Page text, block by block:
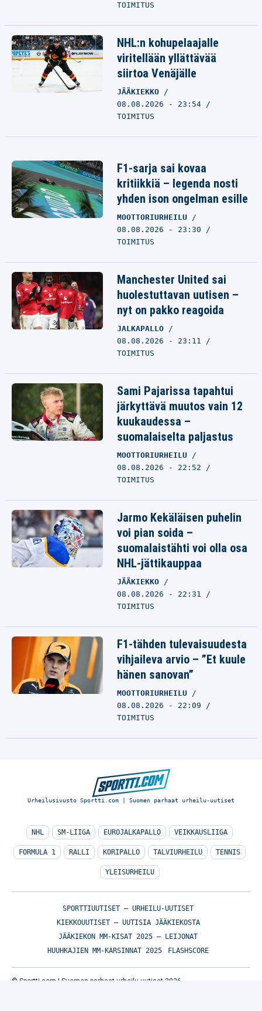
TOIMITUS
NHL:n kohupelaajalle
viritellään yllättävää
siirtoa Venäjälle
JÄÄKIEKKO
08.08.2026 - 23:54
TOIMITUS
F1-sarja sai kovaa
kritiikkiä – legenda nosti
yhden ison ongelman esille
MOOTTORIURHEILU
08.08.2026 - 23:30
TOIMITUS
Manchester United sai
huolestuttavan uutisen –
nyt on pakko reagoida
JALKAPALLO
08.08.2026 - 23:11
TOIMITUS
Sami Pajarissa tapahtui
järkyttävä muutos vain 12
kuukaudessa –
suomalaiselta paljastus
MOOTTORIURHEILU
08.08.2026 - 22:52
TOIMITUS
Jarmo Kekäläisen puhelin
voi pian soida –
suomalaistähti voi olla osa
NHL-jättikauppaa
JÄÄKIEKKO
08.08.2026 - 22:31
TOIMITUS
F1-tähden tulevaisuudesta
vihjaileva arvio – ”Et kuule
hänen sanovan”
MOOTTORIURHEILU
08.08.2026 - 22:09
TOIMITUS
Urheilusivusto Sportti.com | Suomen parhaat urheilu-uutiset
NHL SM-LIIGA EUROJALKAPALLO VEIKKAUSLIIGA
FORMULA 1 RALLI KORIPALLO TALVIURHEILU TENNIS
YLEISURHEILU
SPORTTIUUTISET – URHEILU-UUTISET
KIEKKOUUTISET – UUTISIA JÄÄKIEKOSTA
JÄÄKIEKON MM-KISAT 2025 – LEIJONAT
HUUHKAJIEN MM-KARSINNAT 2025
FLASHSCORE
© Sportti.com | Suomen parhaat urheilu-uutiset 2026